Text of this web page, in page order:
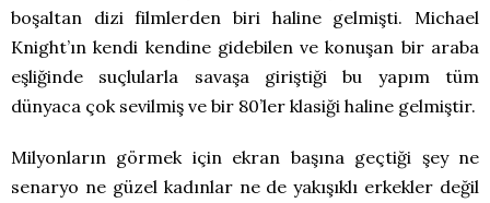
boşaltan dizi filmlerden biri haline gelmişti. Michael
Knight’ın kendi kendine gidebilen ve konuşan bir araba
eşliğinde suçlularla savaşa giriştiği bu yapım tüm
dünyaca çok sevilmiş ve bir 80’ler klasiği haline gelmiştir.
Milyonların görmek için ekran başına geçtiği şey ne
senaryo ne güzel kadınlar ne de yakışıklı erkekler değil